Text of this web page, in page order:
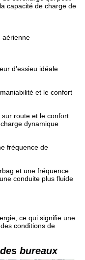
capacité de charge de
aérienne
d'essieu idéale
et le confort
route et le confort
dynamique
fréquence de
et une fréquence
conduite plus fluide
ce qui signifie une
conditions de
bureaux